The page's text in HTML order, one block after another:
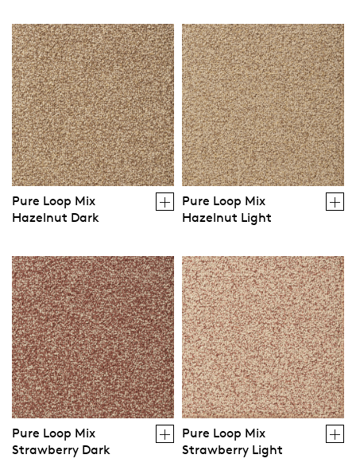
Pure Loop Mix
Hazelnut Dark
Pure Loop Mix
Hazelnut Light
Pure Loop Mix
Strawberry Dark
Pure Loop Mix
Strawberry Light